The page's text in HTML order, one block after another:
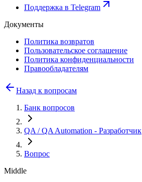
Поддержка в Telegram
Документы
Политика возвратов
Пользовательское соглашение
Политика конфиденциальности
Правообладателям
Назад к вопросам
Банк вопросов
QA / QA Automation - Разработчик
Вопрос
Middle